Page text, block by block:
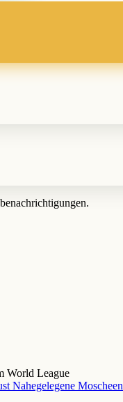
World League
Nahegelegene Moscheen